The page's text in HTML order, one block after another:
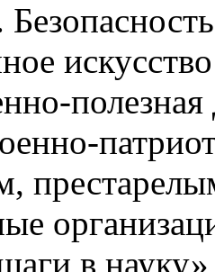
полезная
в